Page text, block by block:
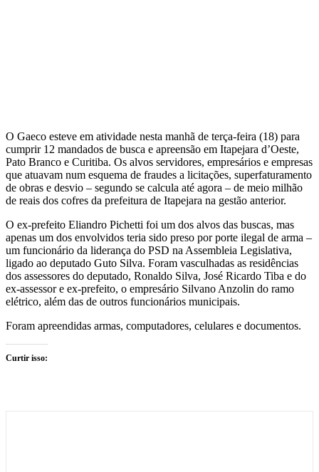
O Gaeco esteve em atividade nesta manhã de terça-feira (18) para
cumprir 12 mandados de busca e apreensão em Itapejara d’Oeste,
Pato Branco e Curitiba. Os alvos servidores, empresários e empresas
que atuavam num esquema de fraudes a licitações, superfaturamento
de obras e desvio – segundo se calcula até agora – de meio milhão
de reais dos cofres da prefeitura de Itapejara na gestão anterior.
O ex-prefeito Eliandro Pichetti foi um dos alvos das buscas, mas
apenas um dos envolvidos teria sido preso por porte ilegal de arma –
um funcionário da liderança do PSD na Assembleia Legislativa,
ligado ao deputado Guto Silva. Foram vasculhadas as residências
dos assessores do deputado, Ronaldo Silva, José Ricardo Tiba e do
ex-assessor e ex-prefeito, o empresário Silvano Anzolin do ramo
elétrico, além das de outros funcionários municipais.
Foram apreendidas armas, computadores, celulares e documentos.
Curtir isso: